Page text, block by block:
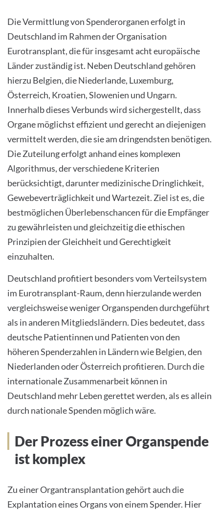
Die Vermittlung von Spenderorganen erfolgt in
Deutschland im Rahmen der Organisation
Eurotransplant, die für insgesamt acht europäische
Länder zuständig ist. Neben Deutschland gehören
hierzu Belgien, die Niederlande, Luxemburg,
Österreich, Kroatien, Slowenien und Ungarn.
Innerhalb dieses Verbunds wird sichergestellt, dass
Organe möglichst effizient und gerecht an diejenigen
vermittelt werden, die sie am dringendsten benötigen.
Die Zuteilung erfolgt anhand eines komplexen
Algorithmus, der verschiedene Kriterien
berücksichtigt, darunter medizinische Dringlichkeit,
Gewebeverträglichkeit und Wartezeit. Ziel ist es, die
bestmöglichen Überlebenschancen für die Empfänger
zu gewährleisten und gleichzeitig die ethischen
Prinzipien der Gleichheit und Gerechtigkeit
einzuhalten.
Deutschland profitiert besonders vom Verteilsystem
im Eurotransplant-Raum, denn hierzulande werden
vergleichsweise weniger Organspenden durchgeführt
als in anderen Mitgliedsländern. Dies bedeutet, dass
deutsche Patientinnen und Patienten von den
höheren Spenderzahlen in Ländern wie Belgien, den
Niederlanden oder Österreich profitieren. Durch die
internationale Zusammenarbeit können in
Deutschland mehr Leben gerettet werden, als es allein
durch nationale Spenden möglich wäre.
Der Prozess einer Organspende
ist komplex
Zu einer Organtransplantation gehört auch die
Explantation eines Organs von einem Spender. Hier